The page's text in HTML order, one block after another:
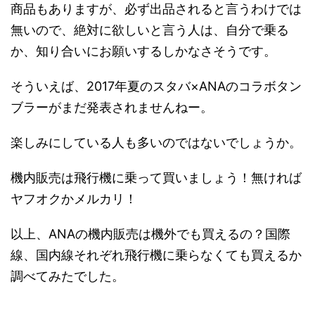
商品もありますが、必ず出品されると言うわけでは
無いので、絶対に欲しいと言う人は、自分で乗る
か、知り合いにお願いするしかなさそうです。
そういえば、2017年夏のスタバ×ANAのコラボタン
ブラーがまだ発表されませんねー。
楽しみにしている人も多いのではないでしょうか。
機内販売は飛行機に乗って買いましょう！無ければ
ヤフオクかメルカリ！
以上、ANAの機内販売は機外でも買えるの？国際
線、国内線それぞれ飛行機に乗らなくても買えるか
調べてみたでした。